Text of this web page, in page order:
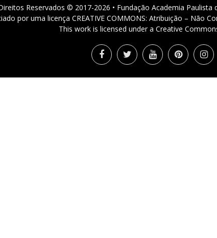
Reservados © 2017-2026 • Fundação Academia Paulista
por uma licença CREATIVE COMMONS: Atribuição – Não
This work is licensed under a Creative